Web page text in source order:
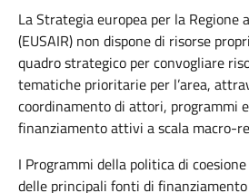
La Strategia europea per la Regione
(EUSAIR) non dispone di risorse
quadro strategico per convogliare
tematiche prioritarie per l’area,
coordinamento di attori, programmi
finanziamento attivi a scala macro-
I Programmi della politica di
delle principali fonti di